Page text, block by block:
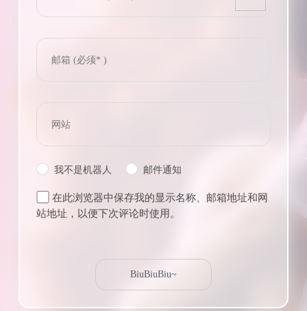
我不是机器人 邮件通知
在此浏览器中保存我的显示名称、邮箱地址和网
站地址，以便下次评论时使用。